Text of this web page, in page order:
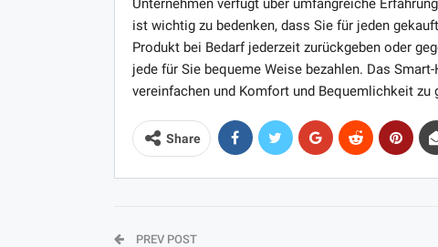
Unternehmen verfügt über umfangreiche
ist wichtig zu bedenken, dass Sie für jeden
Produkt bei Bedarf jederzeit zurückgeben oder
jede für Sie bequeme Weise bezahlen. Das
vereinfachen und Komfort und Bequemlichkeit
Share
PREV POST